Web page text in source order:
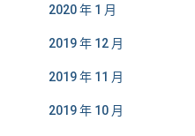
2020 年 1 月
2019 年 12 月
2019 年 11 月
2019 年 10 月